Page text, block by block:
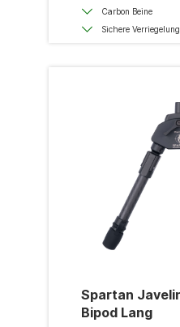
Carbon Beine
Sichere Verriegelung
Spartan Javelin ProHunt TAC
Bipod Lang